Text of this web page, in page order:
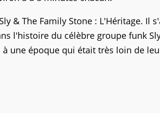
& The Family Stone : L'Héritage. Il
l'histoire du célèbre groupe funk
une époque qui était très loin de